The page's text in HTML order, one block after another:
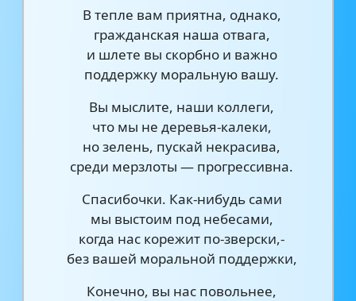
В тепле вам приятна, однако,
гражданская наша отвага,
и шлете вы скорбно и важно
поддержку моральную вашу.
Вы мыслите, наши коллеги,
что мы не деревья-калеки,
но зелень, пускай некрасива,
среди мерзлоты — прогрессивна.
Спасибочки. Как-нибудь сами
мы выстоим под небесами,
когда нас корежит по-зверски,-
без вашей моральной поддержки,
Конечно, вы нас повольнее,